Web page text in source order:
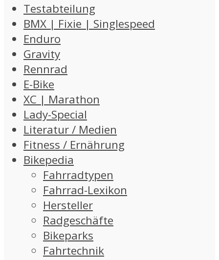
Testabteilung
BMX | Fixie | Singlespeed
Enduro
Gravity
Rennrad
E-Bike
XC | Marathon
Lady-Special
Literatur / Medien
Fitness / Ernährung
Bikepedia
Fahrradtypen
Fahrrad-Lexikon
Hersteller
Radgeschäfte
Bikeparks
Fahrtechnik